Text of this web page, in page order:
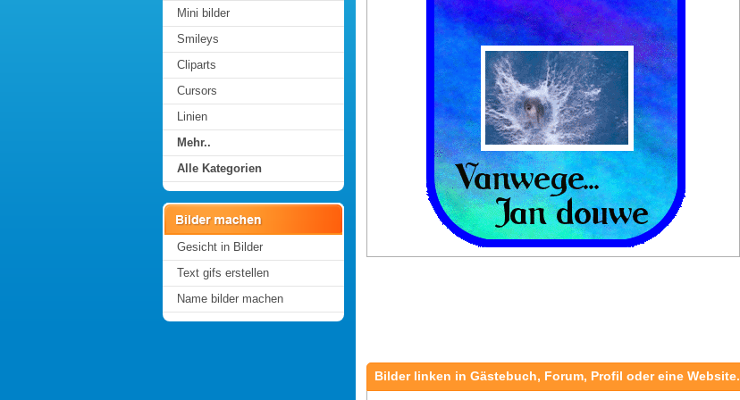
Mini bilder
Smileys
Cliparts
Cursors
Linien
Mehr..
Alle Kategorien
Gesicht in Bilder
Text gifs erstellen
Name bilder machen
Bilder linken in Gästebuch, Forum, Profil oder eine Website.